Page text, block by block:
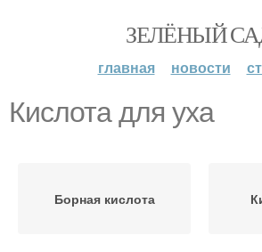
ЗЕЛЁНЫЙ
главная новости
Кислота для уха
Борная кислота